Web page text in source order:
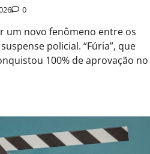
0
um novo fenômeno entre os
policial. “Fúria”, que
100% de aprovação no